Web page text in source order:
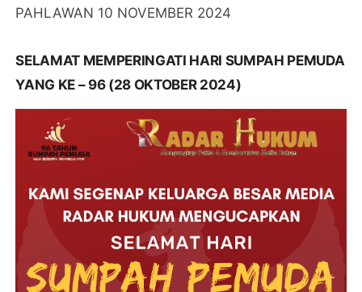
PAHLAWAN 10 NOVEMBER 2024
SELAMAT MEMPERINGATI HARI SUMPAH PEMUDA
YANG KE – 96 (28 OKTOBER 2024)